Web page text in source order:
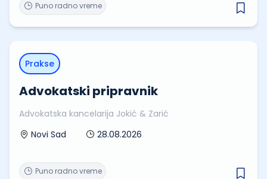
Puno radno vreme
Prakse
Advokatski pripravnik
Advokatska kancelarija Jokić & Zarić
Novi Sad
28.08.2026
Puno radno vreme